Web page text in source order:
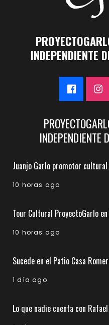
INDEPENDIENTE
INDEPENDIENTE
Juanjo Garlo promotor cultural
10 horas ago
Tour Cultural ProyectoGarlo
10 horas ago
Sucede en el Patio Casa
1 día ago
Lo que nadie cuenta con